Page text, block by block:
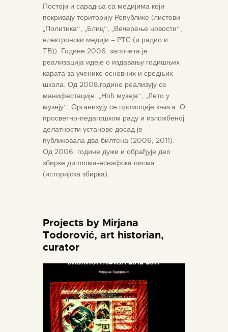
Постоји и сарадња са медијима који
покривају територију Републике (листови
„Политика“, „Блиц“, „Вечерење новости“,
електронски медији – РТС (и радио и
ТВ)). Године 2006. започета је
реализација идеје о издавању годишњих
карата за ученике основних и средњих
школа. Од 2008.године реализују се
манифестације: „Ноћ музеја“, „Лето у
музеју“. Организују се промоције књига. О
просветно-педагошком раду и изложбеној
делатности установе досад је
публиковала два билтена (2006, 2011).
Од 2006. године дужи и обрађује део
збирке диплома-еснафска писма
(историјска збирка).
Projects by Mirjana
Todorović, art historian,
curator